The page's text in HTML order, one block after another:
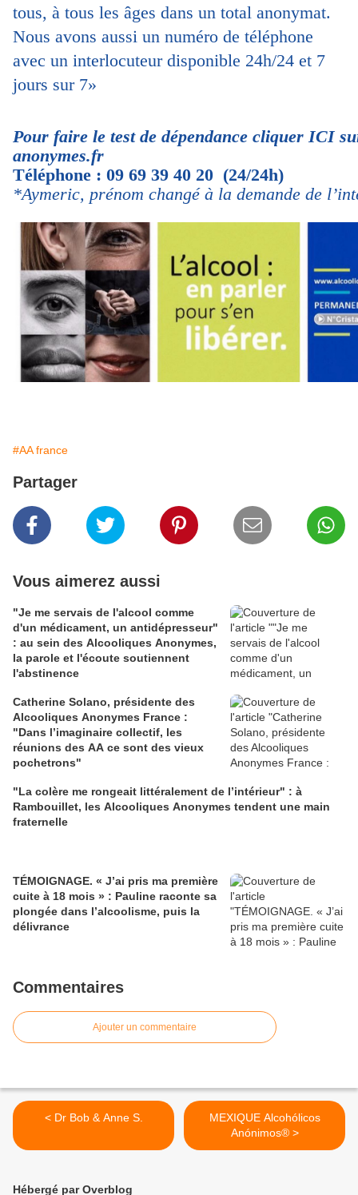
tous, à tous les âges dans un total anonymat.
Nous avons aussi un numéro de téléphone
avec un interlocuteur disponible 24h/24 et 7
jours sur 7»
Pour faire le test de dépendance cliquer ICI
anonymes.fr
Téléphone : 09 69 39 40 20 (24/24h)
*Aymeric, prénom changé à la demande de
#AA france
Partager
Vous aimerez aussi
"Je me servais de l'alcool comme
d'un médicament, un antidépresseur"
: au sein des Alcooliques Anonymes,
la parole et l'écoute soutiennent
l'abstinence
Catherine Solano, présidente des
Alcooliques Anonymes France :
"Dans l’imaginaire collectif, les
réunions des AA ce sont des vieux
pochetrons"
"La colère me rongeait littéralement de l’intérieur" : à
Rambouillet, les Alcooliques Anonymes tendent une main
fraternelle
TÉMOIGNAGE. « J’ai pris ma première
cuite à 18 mois » : Pauline raconte sa
plongée dans l’alcoolisme, puis la
délivrance
Commentaires
Ajouter un commentaire
< Dr Bob & Anne S.
MEXIQUE Alcohólicos
Anónimos® >
Hébergé par Overblog